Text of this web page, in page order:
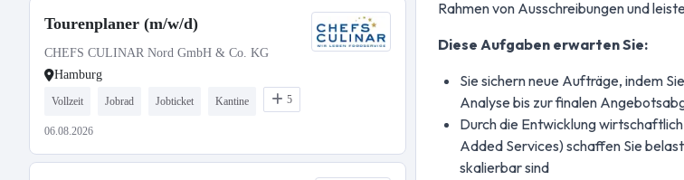
Tourenplaner (m/w/d)
CHEFS CULINAR Nord GmbH & Co. KG
Hamburg
Vollzeit Jobrad Jobticket Kantine 5
06.08.2026